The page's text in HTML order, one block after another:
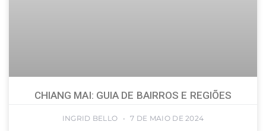
CHIANG MAI: GUIA DE BAIRROS E REGIÕES
INGRID BELLO 7 DE MAIO DE 2024